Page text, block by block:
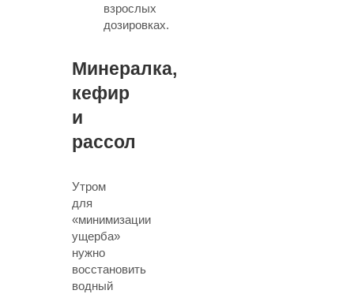
взрослых
дозировках.
Минералка,
кефир
и
рассол
Утром
для
«минимизации
ущерба»
нужно
восстановить
водный